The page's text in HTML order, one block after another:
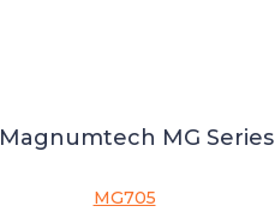
Magnumtech MG Series
MG705